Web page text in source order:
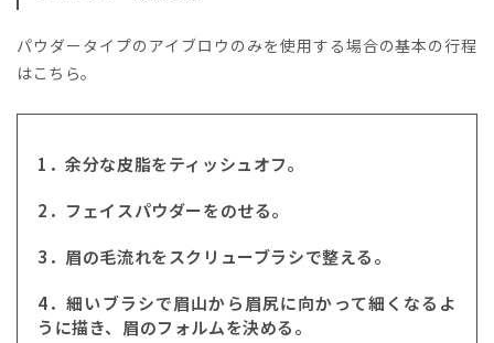
パウダータイプのアイブロウのみを使用する場合の基本の行程
はこちら。
1．余分な皮脂をティッシュオフ。
2．フェイスパウダーをのせる。
3．眉の毛流れをスクリューブラシで整える。
4．細いブラシで眉山から眉尻に向かって細くなるよ
うに描き、眉のフォルムを決める。